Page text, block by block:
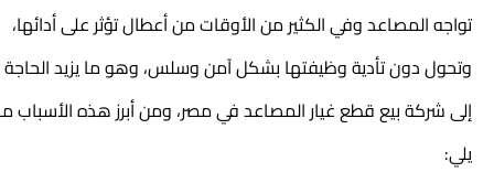
تواجه المصاعد وفي الكثير من الأوقات من أعطال تؤثر على أدائها،
وتحول دون تأدية وظيفتها بشكل آمن وسلس، وهو ما يزيد الحاجة
إلى شركة بيع قطع غيار المصاعد في مصر، ومن أبرز هذه الأسباب ما
يلي: